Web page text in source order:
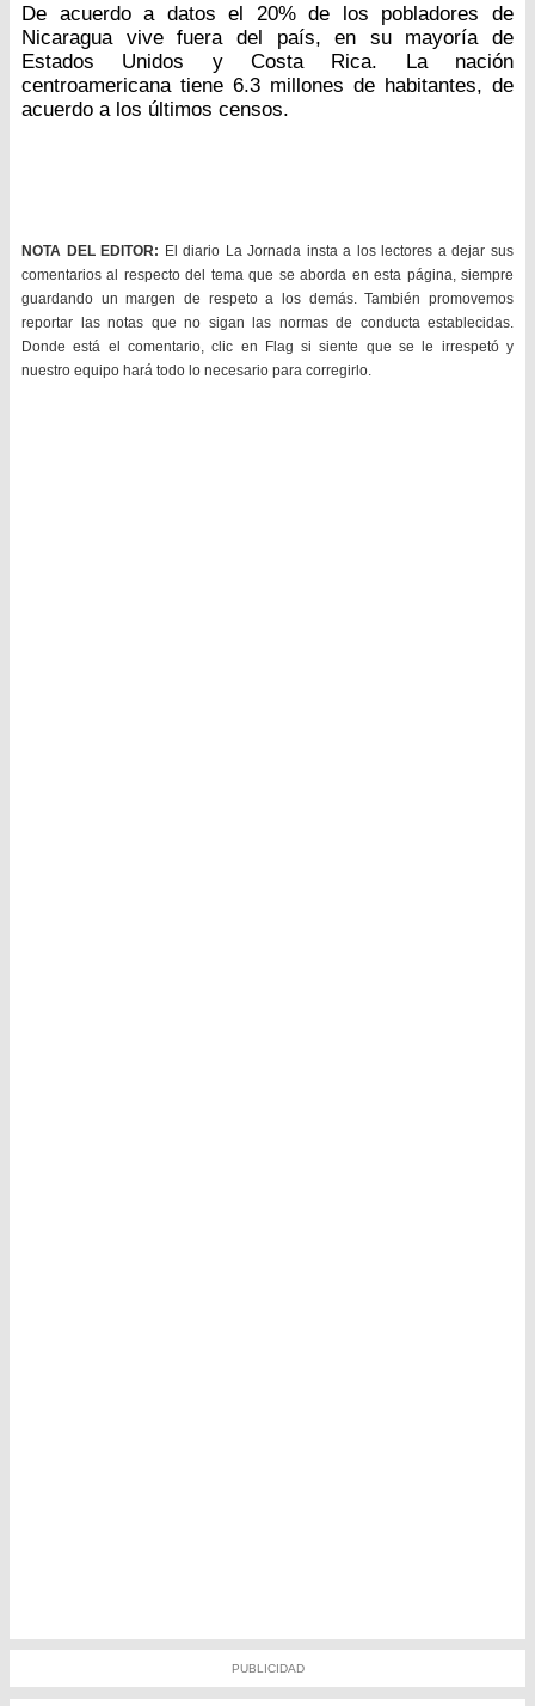
De acuerdo a datos el 20% de los pobladores de
Nicaragua vive fuera del país, en su mayoría de
Estados Unidos y Costa Rica. La nación
centroamericana tiene 6.3 millones de habitantes, de
acuerdo a los últimos censos.
NOTA DEL EDITOR: El diario La Jornada insta a los lectores a dejar sus
comentarios al respecto del tema que se aborda en esta página, siempre
guardando un margen de respeto a los demás. También promovemos
reportar las notas que no sigan las normas de conducta establecidas.
Donde está el comentario, clic en Flag si siente que se le irrespetó y
nuestro equipo hará todo lo necesario para corregirlo.
PUBLICIDAD